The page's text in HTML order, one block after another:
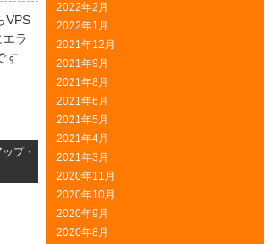
VPS
ラ
す
プ・
2022年2月
2022年1月
2021年12月
2021年9月
2021年8月
2021年6月
2021年5月
2021年4月
2021年3月
2020年11月
2020年10月
2020年9月
2020年8月